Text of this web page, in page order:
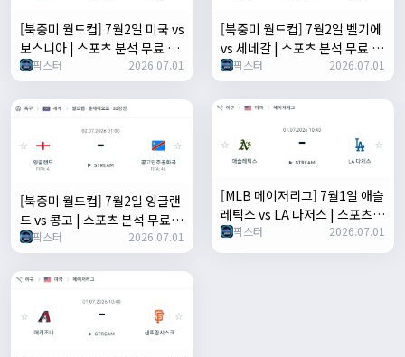
[북중미 월드컵] 7월2일 미국 vs
보스니아 | 스포츠 분석 무료 중
계 토친놈
픽스터 2026.07.01
[북중미 월드컵] 7월2일 벨기에
vs 세네갈 | 스포츠 분석 무료 중
계 토친놈
픽스터 2026.07.01
[북중미 월드컵] 7월2일 잉글랜
드 vs 콩고 | 스포츠 분석 무료
중계 토친놈
픽스터 2026.07.01
[MLB 메이저리그] 7월1일 애슬
레틱스 vs LA 다저스 | 스포츠
분석 무료 중계 토친놈
픽스터 2026.07.01